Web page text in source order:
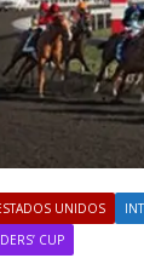
UNIDOS
CUP